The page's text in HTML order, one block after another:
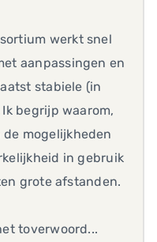
werkt snel
aanpassingen en
stabiele (in
begrijp waarom,
de mogelijkheden
in gebruik
grote afstanden.
toverwoord...